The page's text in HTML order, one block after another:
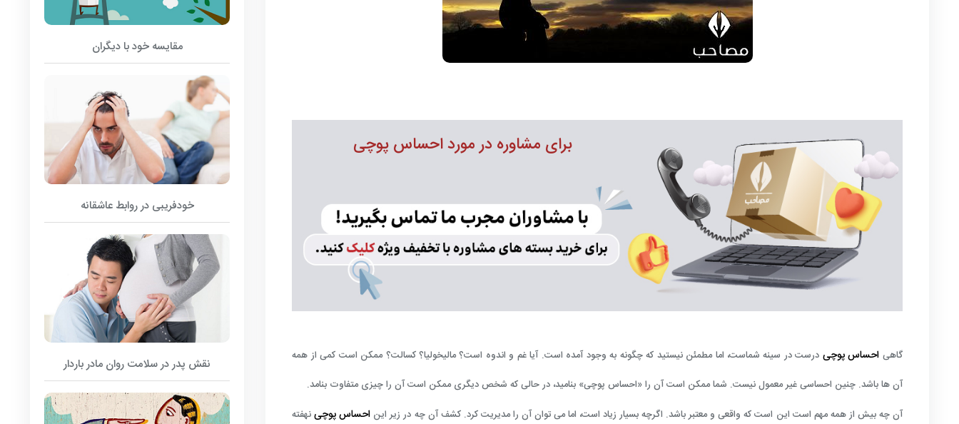
برای مشاوره در مورد احساس پوچی
گاهی احساس پوچی درست در سینه شماست، اما مطمئن نیستید که چگونه به وجود آمده است. آیا غم و اندوه است؟ مالیخولیا؟ کسالت؟ ممکن است کمی از همه
آن ها باشد. چنین احساسی غیر معمول نیست. شما ممکن است آن را «احساس پوچی» بنامید، در حالی که شخص دیگری ممکن است آن را چیزی متفاوت بنامد.
آن چه بیش از همه مهم است این است که واقعی و معتبر باشد. اگرچه بسیار زیاد است، اما می توان آن را مدیریت کرد. کشف آن چه در زیر این احساس پوچینهفته
مقایسه خود با دیگران
خودفریبی در روابط عاشقانه
نقش پدر در سلامت روان مادر باردار